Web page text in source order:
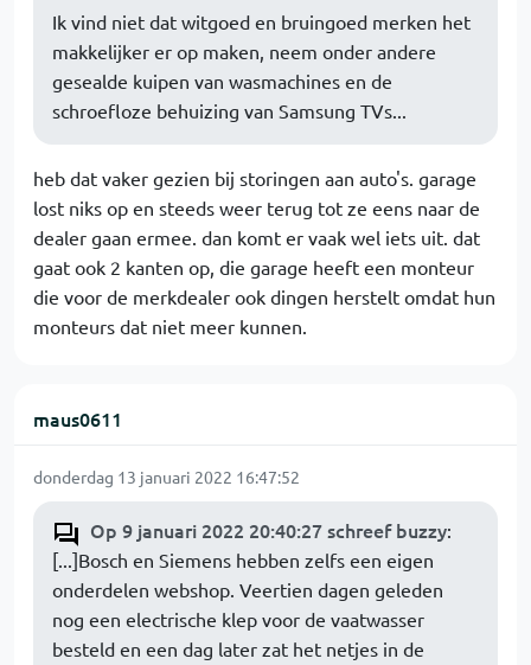
Ik vind niet dat witgoed en bruingoed merken het
makkelijker er op maken, neem onder andere
gesealde kuipen van wasmachines en de
schroefloze behuizing van Samsung TVs...
heb dat vaker gezien bij storingen aan auto's. garage
lost niks op en steeds weer terug tot ze eens naar de
dealer gaan ermee. dan komt er vaak wel iets uit. dat
gaat ook 2 kanten op, die garage heeft een monteur
die voor de merkdealer ook dingen herstelt omdat hun
monteurs dat niet meer kunnen.
maus0611
donderdag 13 januari 2022 16:47:52
Op 9 januari 2022 20:40:27 schreef buzzy:
[...]Bosch en Siemens hebben zelfs een eigen
onderdelen webshop. Veertien dagen geleden
nog een electrische klep voor de vaatwasser
besteld en een dag later zat het netjes in de